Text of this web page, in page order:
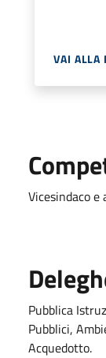
VAI ALLA
Vicesindaco e
Pubblica
Pubblici,
Acquedotto.